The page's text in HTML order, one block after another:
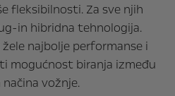
fleksibilnosti. Za sve njih
in hibridna tehnologija.
najbolje performanse i
mogućnost biranja između
vožnje.